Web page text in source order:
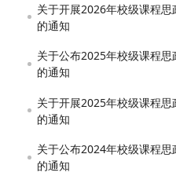
关于开展2026年校级课程
的通知
关于公布2025年校级课程
的通知
关于开展2025年校级课程
的通知
关于公布2024年校级课程
的通知